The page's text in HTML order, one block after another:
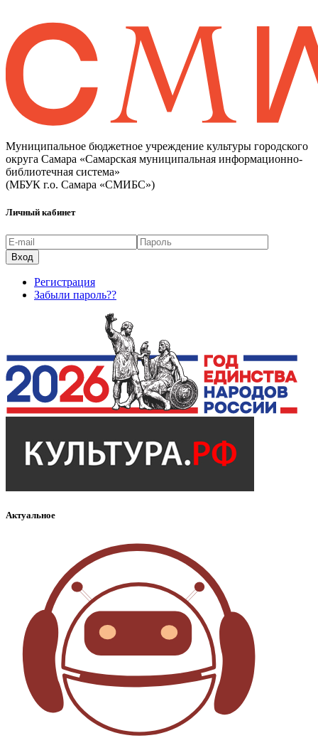
Муниципальное бюджетное учреждение культуры городского
округа Самара «Самарская муниципальная информационно-
библиотечная система»
(МБУК г.о. Самара «СМИБС»)
Личный кабинет
Регистрация
Забыли пароль??
Актуальное